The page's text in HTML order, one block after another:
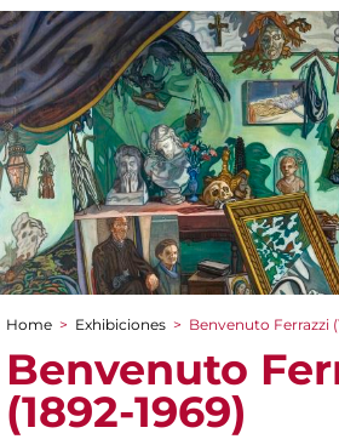
You are here
Home > Exhibiciones > Benvenuto Ferrazzi
Benvenuto
(1892-1969)